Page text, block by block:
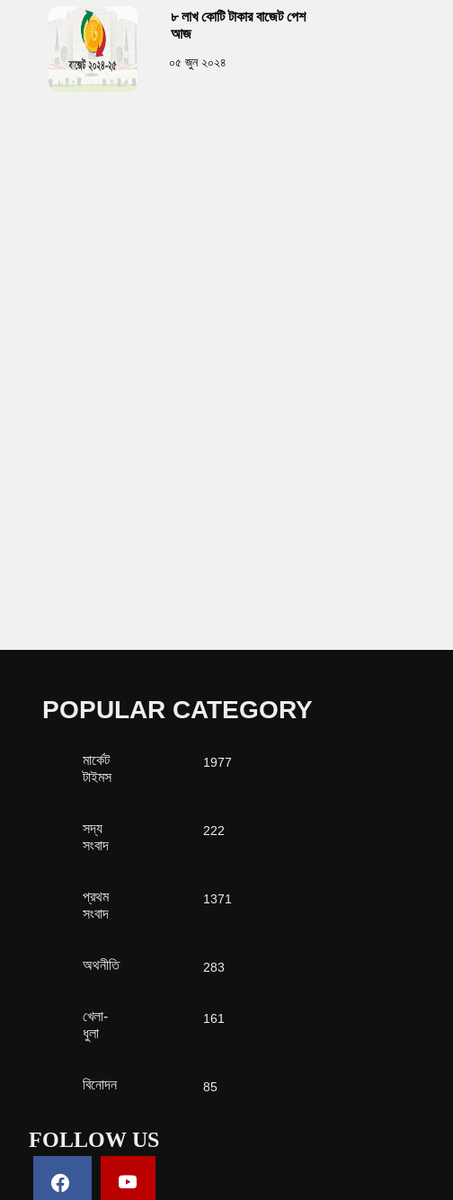
৮ লাখ কোটি টাকার বাজেট পেশ
আজ
০৫ জুন ২০২৪
POPULAR CATEGORY
মার্কেট
টাইমস
1977
সদ্য
সংবাদ
222
প্রথম
সংবাদ
1371
অথনীতি 283
খেলা-
ধুলা
161
বিনোদন 85
FOLLOW US